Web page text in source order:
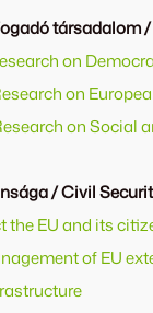
on
on
on Social
/ Civil
the EU and its
of EU